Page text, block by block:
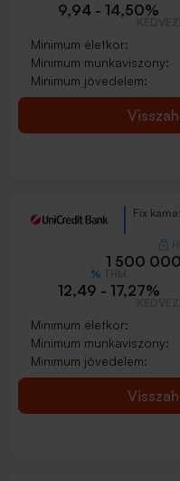
9,94 - 14,50%
Minimum életkor:
Minimum munkaviszony:
Minimum jövedelem:
Fix
1 500
12,49 - 17,27%
Minimum életkor:
Minimum munkaviszony:
Minimum jövedelem: